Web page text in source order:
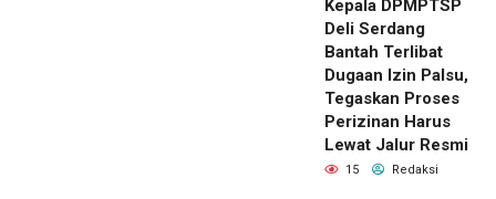
Kepala DPMPTSP
Deli Serdang
Bantah Terlibat
Dugaan Izin Palsu,
Tegaskan Proses
Perizinan Harus
Lewat Jalur Resmi
15 Redaksi